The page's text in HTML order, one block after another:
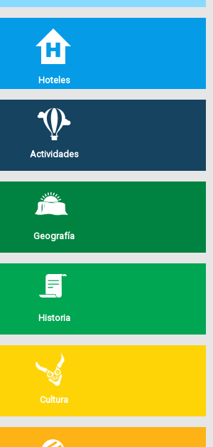
Hoteles
Actividades
Geografía
Historia
Cultura